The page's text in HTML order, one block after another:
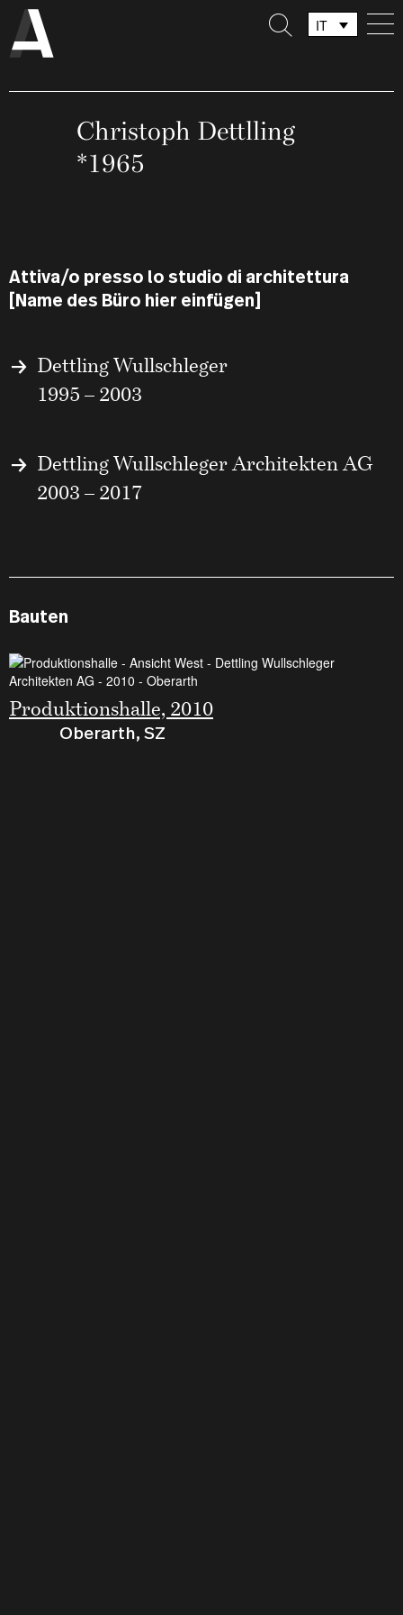
IT
Christoph Dettlling
*1965
Attiva/o presso lo studio di architettura
[Name des Büro hier einfügen]
Dettling Wullschleger
1995 – 2003
Dettling Wullschleger Architekten AG
2003 – 2017
Bauten
Produktionshalle, 2010
Oberarth, SZ